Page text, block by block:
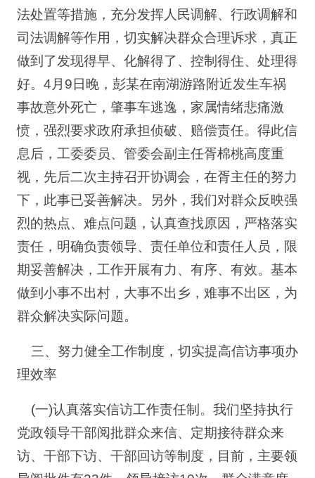
法处置等措施，充分发挥人民调解、行政调解和
司法调解等作用，切实解决群众合理诉求，真正
做到了发现得早、化解得了、控制得住、处理得
好。4月9日晚，彭某在南湖游路附近发生车祸
事故意外死亡，肇事车逃逸，家属情绪悲痛激
愤，强烈要求政府承担侦破、赔偿责任。得此信
息后，工委委员、管委会副主任胥棉桃高度重
视，先后二次主持召开协调会，在胥主任的努力
下，此事已妥善解决。另外，我们对群众反映强
烈的热点、难点问题，认真查找原因，严格落实
责任，明确负责领导、责任单位和责任人员，限
期妥善解决，工作开展有力、有序、有效。基本
做到小事不出村，大事不出乡，难事不出区，为
群众解决实际问题。
三、努力健全工作制度，切实提高信访事项办
理效率
(一)认真落实信访工作责任制。我们坚持执行
党政领导干部阅批群众来信、定期接待群众来
访、干部下访、干部回访等制度，目前，主要领